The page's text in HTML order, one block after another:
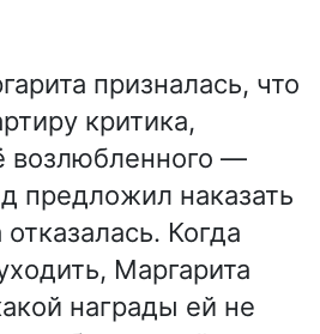
призналась, что
критика,
возлюбленного —
предложил наказать
Когда
Маргарита
награды ей не